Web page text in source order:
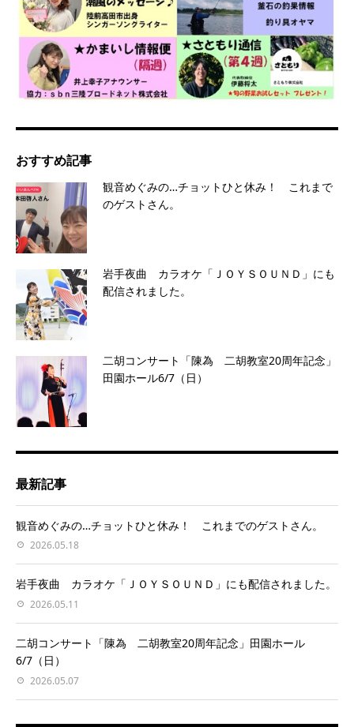
おすすめ記事
観音めぐみの…チョットひと休み！ これまで
のゲストさん。
岩手夜曲 カラオケ「ＪＯＹＳＯＵＮＤ」にも
配信されました。
二胡コンサート「陳為 二胡教室20周年記念」
田園ホール6/7（日）
最新記事
観音めぐみの…チョットひと休み！ これまでのゲストさん。
2026.05.18
岩手夜曲 カラオケ「ＪＯＹＳＯＵＮＤ」にも配信されました。
2026.05.11
二胡コンサート「陳為 二胡教室20周年記念」田園ホール
6/7（日）
2026.05.07